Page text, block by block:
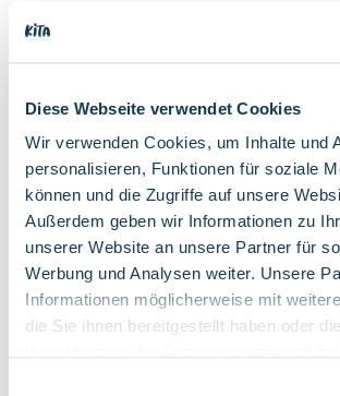
Diese Webseite verwendet Cookies
Wir verwenden Cookies, um Inhalte und
personalisieren, Funktionen für soziale
können und die Zugriffe auf unsere
Außerdem geben wir Informationen zu
unserer Website an unsere Partner für
Werbung und Analysen weiter. Unsere
Informationen möglicherweise mit
die Sie ihnen bereitgestellt haben oder
Qualitätsbrief ausgezeichnet, ‎welcher
Bildungsarbeit auf einem hohem
Mehr Informationen zum Projekt des WILA:‎
Nachhaltige Kita – Mit Kindern aktiv für die